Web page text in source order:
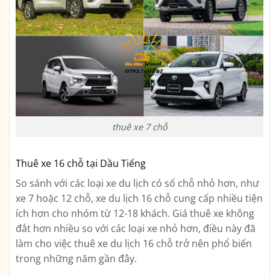
thuê xe 7 chỗ
Thuê xe 16 chỗ tại Dầu Tiếng
So sánh với các loại xe du lịch có số chỗ nhỏ hơn, như
xe 7 hoặc 12 chỗ, xe du lịch 16 chỗ cung cấp nhiều tiện
ích hơn cho nhóm từ 12-18 khách. Giá thuê xe không
đắt hơn nhiều so với các loại xe nhỏ hơn, điều này đã
làm cho việc thuê xe du lịch 16 chỗ trở nên phổ biến
trong những năm gần đây.